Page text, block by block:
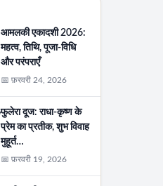
आमलकी एकादशी 2026:
महत्व, तिथि, पूजा-विधि
और परंपराएँ
📅 फ़रवरी 24, 2026
फुलेरा दूज: राधा-कृष्ण के
प्रेम का प्रतीक, शुभ विवाह
मुहूर्त…
📅 फ़रवरी 19, 2026